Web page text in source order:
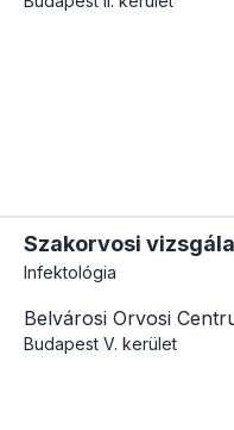
Szakorvosi
Infektológia
Belvárosi Orvosi
Budapest V. kerület